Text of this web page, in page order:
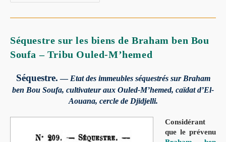
Séquestre sur les biens de Braham ben Bou
Soufa – Tribu Ouled-M’hemed
Séquestre. — Etat des immeubles séquestrés sur Braham
ben Bou Soufa, cultivateur aux Ouled-M’hemed, caïdat d’El-
Aouana, cercle de Djidjelli.
Considérant
que le prévenu